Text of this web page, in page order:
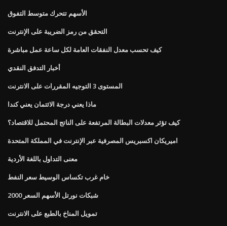
الأسهم تتحرك متوسط ​​التفوق
التحقق من رمز الضريبة على الإنترنت
كيف تحسب معدل النفقات العامة لكل ساعة عمل مباشرة
أخبار التدفق النقدي
المستوى 3 التوجيه المقررات على الانترنت
ماذا يعني درجة الائتمان يعني كندا
كيف تؤثر معدلات البطالة المرتفعة على الناتج المحتمل للاقتصاد؟
اميريكان اكسبريس المصرفية عبر الإنترنت في المملكة المتحدة
معنى التداول باللغة الأردية
خام غرب تكساس الوسيط سعر النفط
شبكات نورتل الأسهم السعر 2000
تمويل المناخ بالطبع على الانترنت